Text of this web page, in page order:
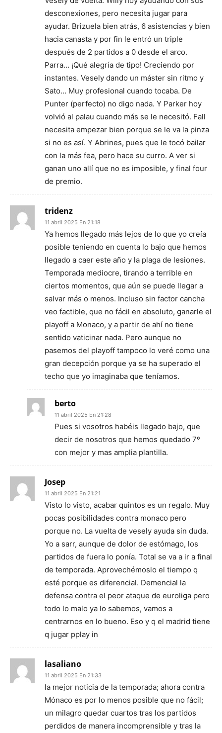
desconexiones, pero necesita jugar para
ayudar. Brizuela bien atrás, 6 asistencias y bien
hacia canasta y por fin le entró un triple
después de 2 partidos a 0 desde el arco.
Parra… ¡Qué alegría de tipo! Creciendo por
instantes. Vesely dando un máster sin ritmo y
Sato… Muy profesional cuando tocaba. De
Punter (perfecto) no digo nada. Y Parker hoy
volvió al palau cuando más se le necesitó. Fall
necesita empezar bien porque se le va la pinza
si no es así. Y Abrines, pues que le tocó bailar
con la más fea, pero hace su curro. A ver si
ganan uno allí que no es imposible, y final four
de premio.
tridenz
11 abril 2025 En 21:18
Ya hemos llegado más lejos de lo que yo creía
posible teniendo en cuenta lo bajo que hemos
llegado a caer este año y la plaga de lesiones.
Temporada mediocre, tirando a terrible en
ciertos momentos, que aún se puede llegar a
salvar más o menos. Incluso sin factor cancha
veo factible, que no fácil en absoluto, ganarle el
playoff a Monaco, y a partir de ahí no tiene
sentido vaticinar nada. Pero aunque no
pasemos del playoff tampoco lo veré como una
gran decepción porque ya se ha superado el
techo que yo imaginaba que teníamos.
berto
11 abril 2025 En 21:28
Pues si vosotros habéis llegado bajo, que
decir de nosotros que hemos quedado 7º
con mejor y mas amplia plantilla.
Josep
11 abril 2025 En 21:21
Visto lo visto, acabar quintos es un regalo. Muy
pocas posibilidades contra monaco pero
porque no. La vuelta de vesely ayuda sin duda.
Yo a sarr, aunque de dolor de estómago, los
partidos de fuera lo ponía. Total se va a ir a final
de temporada. Aprovechémoslo el tiempo q
esté porque es diferencial. Demencial la
defensa contra el peor ataque de euroliga pero
todo lo malo ya lo sabemos, vamos a
centrarnos en lo bueno. Eso y q el madrid tiene
q jugar pplay in
lasaliano
11 abril 2025 En 21:33
la mejor noticia de la temporada; ahora contra
Mónaco es por lo menos posible que no fácil;
un milagro quedar cuartos tras los partidos
perdidos de manera incomprensible y tras la